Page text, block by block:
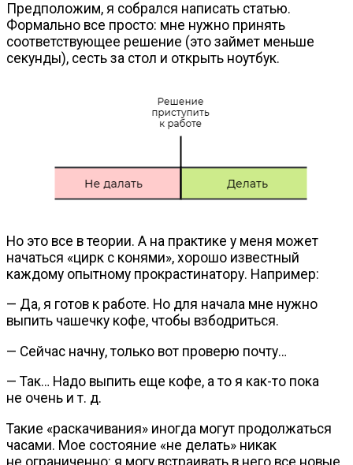
Предположим, я собрался написать статью.
Формально все просто: мне нужно принять
соответствующее решение (это займет меньше
секунды), сесть за стол и открыть ноутбук.
Но это все в теории. А на практике у меня может
начаться «цирк с конями», хорошо известный
каждому опытному прокрастинатору. Например:
— Да, я готов к работе. Но для начала мне нужно
выпить чашечку кофе, чтобы взбодриться.
— Сейчас начну, только вот проверю почту…
— Так… Надо выпить еще кофе, а то я как-то пока
не очень и т. д.
Такие «раскачивания» иногда могут продолжаться
часами. Мое состояние «не делать» никак
не ограниченно: я могу встраивать в него все новые